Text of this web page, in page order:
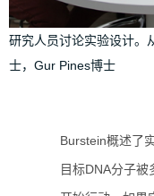
研究人员讨论实验设计。
士，Gur Pines博士
Burstein概述了
目标DNA分子